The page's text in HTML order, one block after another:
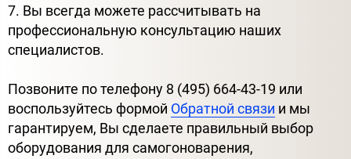
7. Вы всегда можете рассчитывать на
профессиональную консультацию наших
специалистов.
Позвоните по телефону 8 (495) 664-43-19 или
воспользуйтесь формой Обратной связи и мы
гарантируем, Вы сделаете правильный выбор
оборудования для самогоноварения,